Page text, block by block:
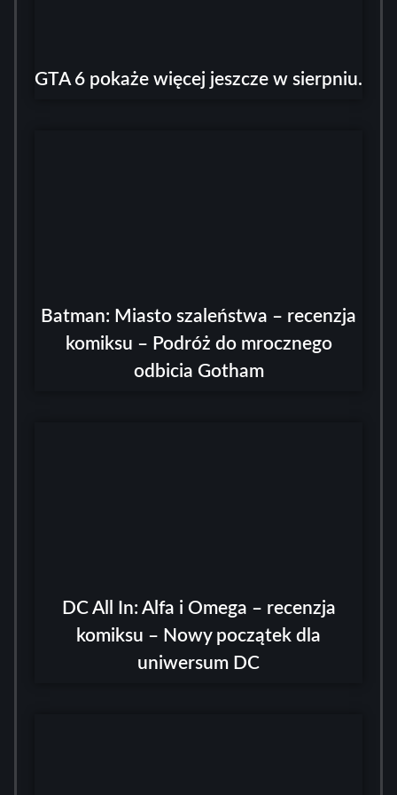
GTA 6 pokaże więcej jeszcze w sierpniu.
Batman: Miasto szaleństwa – recenzja
komiksu – Podróż do mrocznego
odbicia Gotham
DC All In: Alfa i Omega – recenzja
komiksu – Nowy początek dla
uniwersum DC